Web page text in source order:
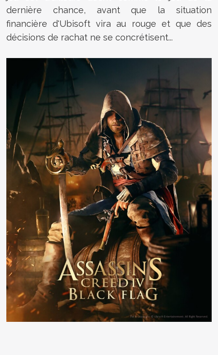
dernière chance, avant que la situation
financière d'Ubisoft vira au rouge et que des
décisions de rachat ne se concrétisent...